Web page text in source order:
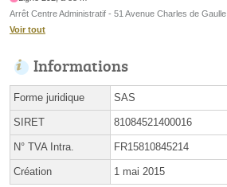
Arrêt Centre Administratif - 51 Avenue Charles de Gaulle
Voir tout
Informations
Forme juridique SAS
SIRET 81084521400016
N° TVA Intra. FR15810845214
Création 1 mai 2015